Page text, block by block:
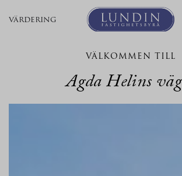
värdering
VÄLKOMMEN TILL
Agda Helins